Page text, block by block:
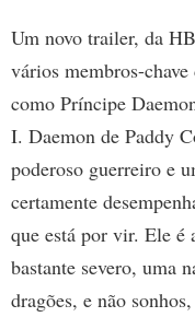
Um novo trailer, da
vários membros-
como Príncipe
I. Daemon de Paddy
poderoso guerreiro e
certamente
que está por vir. Ele é
bastante severo, uma
dragões, e não